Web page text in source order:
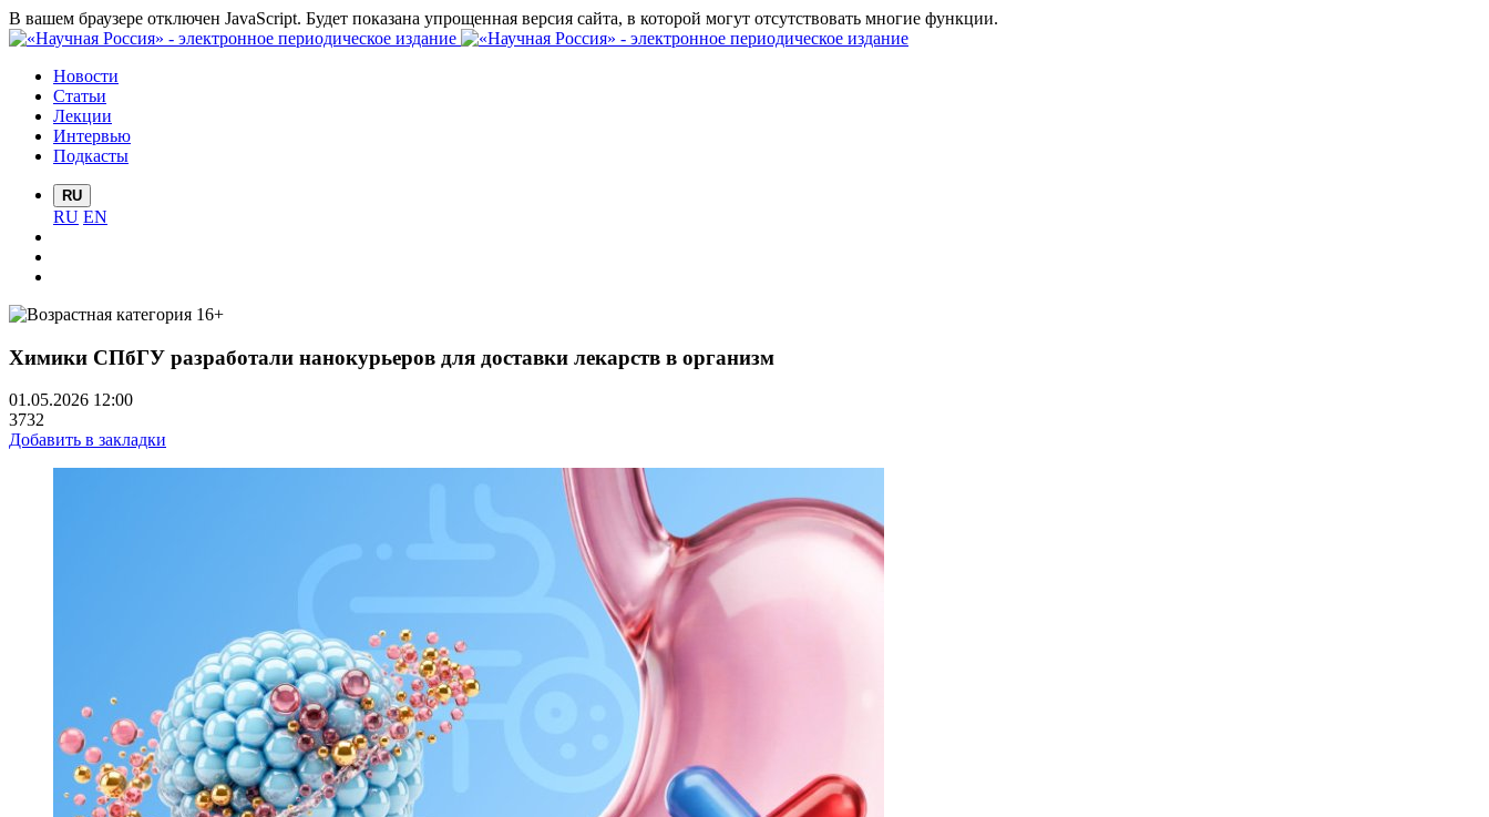
В вашем браузере отключен JavaScript. Будет показана упрощенная версия сайта, в которой могут отсутствовать многие функции.
Новости
Статьи
Лекции
Интервью
Подкасты
RU
RU EN
Химики СПбГУ разработали нанокурьеров для доставки лекарств в организм
01.05.2026 12:00
3732
Добавить в закладки